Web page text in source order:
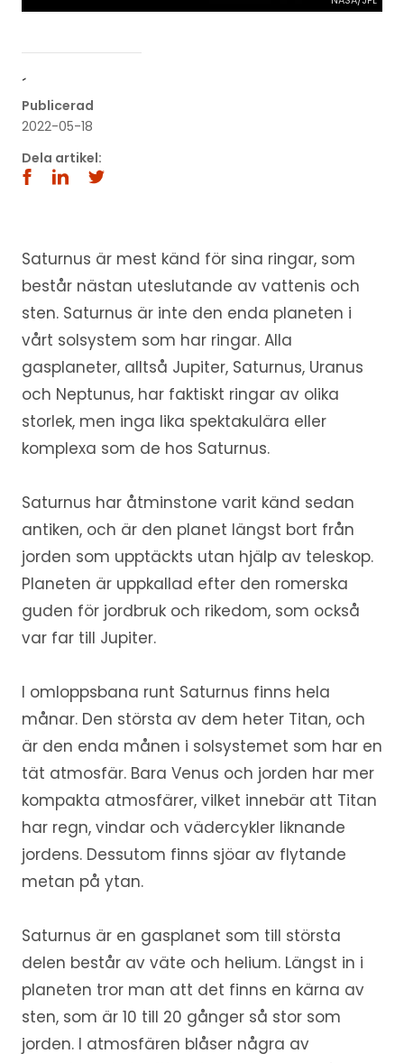
´
Publicerad
2022-05-18
Dela artikel:
Saturnus är mest känd för sina ringar, som
består nästan uteslutande av vattenis och
sten. Saturnus är inte den enda planeten i
vårt solsystem som har ringar. Alla
gasplaneter, alltså Jupiter, Saturnus, Uranus
och Neptunus, har faktiskt ringar av olika
storlek, men inga lika spektakulära eller
komplexa som de hos Saturnus.
Saturnus har åtminstone varit känd sedan
antiken, och är den planet längst bort från
jorden som upptäckts utan hjälp av teleskop.
Planeten är uppkallad efter den romerska
guden för jordbruk och rikedom, som också
var far till Jupiter.
I omloppsbana runt Saturnus finns hela
månar. Den största av dem heter Titan, och
är den enda månen i solsystemet som har en
tät atmosfär. Bara Venus och jorden har mer
kompakta atmosfärer, vilket innebär att Titan
har regn, vindar och vädercykler liknande
jordens. Dessutom finns sjöar av flytande
metan på ytan.
Saturnus är en gasplanet som till största
delen består av väte och helium. Längst in i
planeten tror man att det finns en kärna av
sten, som är 10 till 20 gånger så stor som
jorden. I atmosfären blåser några av